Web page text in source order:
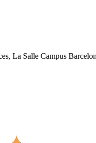
La Salle Campus